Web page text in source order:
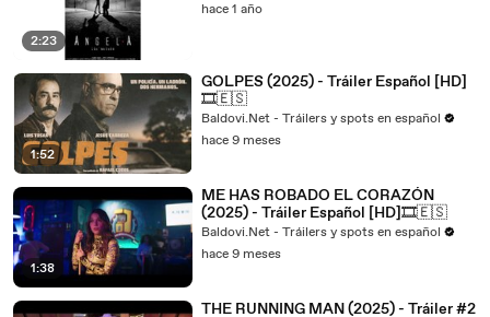
2:23
hace 1 año
1:52
GOLPES (2025) - Tráiler Español [HD]
🎞️🇪🇸
Baldovi.Net - Tráilers y spots en español
hace 9 meses
1:38
ME HAS ROBADO EL CORAZÓN
(2025) - Tráiler Español [HD]🎞️🇪🇸
Baldovi.Net - Tráilers y spots en español
hace 9 meses
THE RUNNING MAN (2025) - Tráiler #2